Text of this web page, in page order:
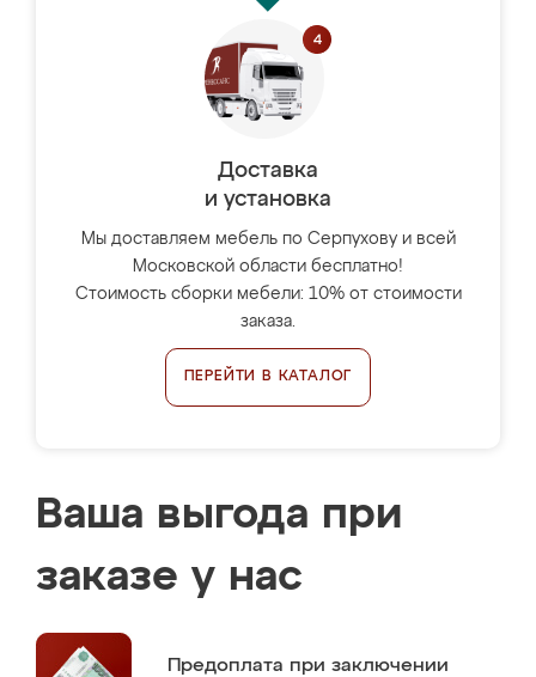
Доставка
и установка
Мы доставляем мебель по Серпухову и всей
Московской области бесплатно!
Стоимость сборки мебели: 10% от стоимости
заказа.
ПЕРЕЙТИ В КАТАЛОГ
Ваша выгода при
заказе у нас
Предоплата при заключении